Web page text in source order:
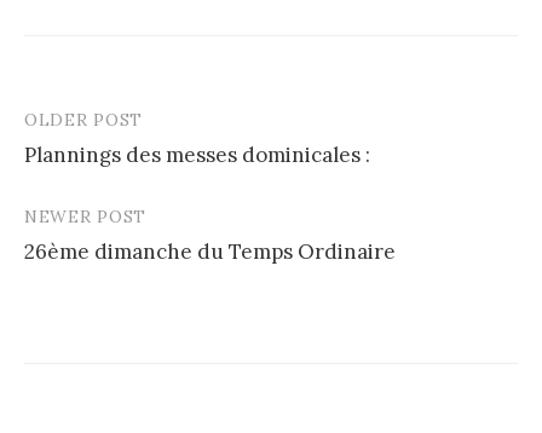
Post
navigation
OLDER POST
Plannings des messes dominicales :
NEWER POST
26ème dimanche du Temps Ordinaire